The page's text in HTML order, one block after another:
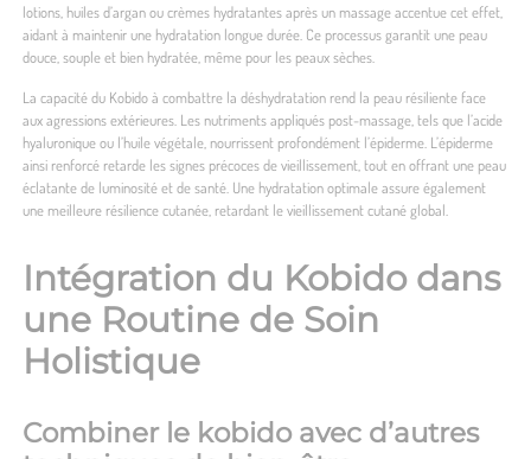
lotions, huiles d’argan ou crèmes hydratantes après un massage accentue cet effet,
aidant à maintenir une hydratation longue durée. Ce processus garantit une peau
douce, souple et bien hydratée, même pour les peaux sèches.
La capacité du Kobido à combattre la déshydratation rend la peau résiliente face
aux agressions extérieures. Les nutriments appliqués post-massage, tels que l’acide
hyaluronique ou l’huile végétale, nourrissent profondément l’épiderme. L’épiderme
ainsi renforcé retarde les signes précoces de vieillissement, tout en offrant une peau
éclatante de luminosité et de santé. Une hydratation optimale assure également
une meilleure résilience cutanée, retardant le vieillissement cutané global.
Intégration du Kobido dans
une Routine de Soin
Holistique
Combiner le kobido avec d’autres